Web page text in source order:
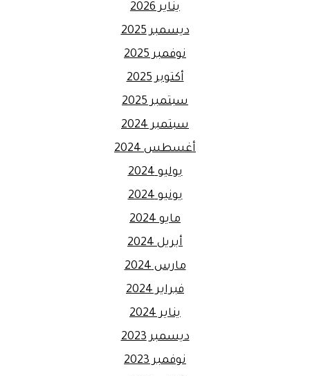
يناير 2026
ديسمبر 2025
نوفمبر 2025
أكتوبر 2025
سبتمبر 2025
سبتمبر 2024
أغسطس 2024
يوليو 2024
يونيو 2024
مايو 2024
أبريل 2024
مارس 2024
فبراير 2024
يناير 2024
ديسمبر 2023
نوفمبر 2023